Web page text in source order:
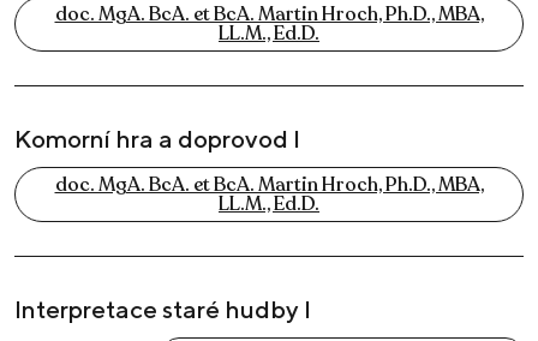
doc. MgA. BcA. et BcA. Martin Hroch, Ph.D., MBA,
LL.M., Ed.D.
Komorní hra a doprovod I
doc. MgA. BcA. et BcA. Martin Hroch, Ph.D., MBA,
LL.M., Ed.D.
Interpretace staré hudby I